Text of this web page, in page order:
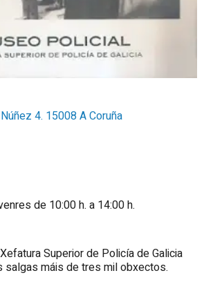
4. 15008A Coruña
de 10:00 h. a 14:00 h.
Superior de Policía de Galicia
salgas máis de tres mil obxectos.